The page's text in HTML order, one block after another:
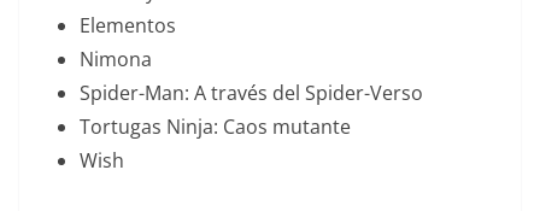
Elementos
Nimona
Spider-Man: A través del Spider-Verso
Tortugas Ninja: Caos mutante
Wish